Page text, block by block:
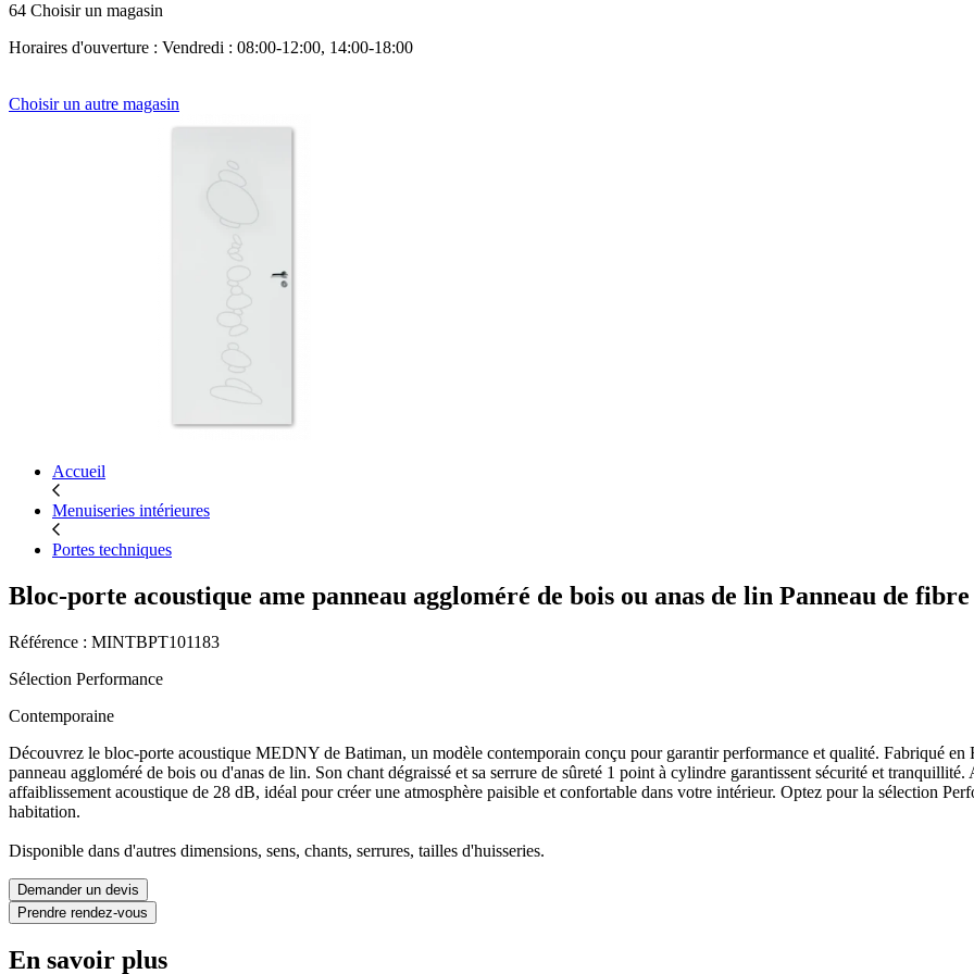
64 Choisir un magasin
Horaires d'ouverture : Vendredi : 08:00-12:00, 14:00-18:00
Choisir un autre magasin
Accueil
Menuiseries intérieures
Portes techniques
Bloc-porte acoustique ame panneau aggloméré de bois ou anas de lin Panneau de
Référence : MINTBPT101183
Sélection Performance
Contemporaine
Découvrez le bloc-porte acoustique MEDNY de Batiman, un modèle contemporain conçu pour garantir performance et qualité. Fabriqué en
panneau aggloméré de bois ou d'anas de lin. Son chant dégraissé et sa serrure de sûreté 1 point à cylindre garantissent sécurité et
affaiblissement acoustique de 28 dB, idéal pour créer une atmosphère paisible et confortable dans votre intérieur. Optez pour la sélection
habitation.
Disponible dans d'autres dimensions, sens, chants, serrures, tailles d'huisseries.
Demander un devis
Prendre rendez-vous
En savoir plus